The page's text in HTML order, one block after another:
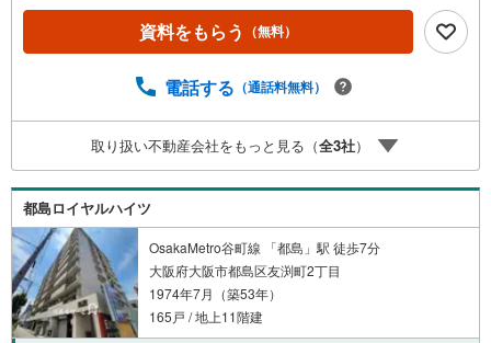
ジに多数掲載！◇学校区物件検索も充実！ご希望の学校区
での物件探しに便利！「リクソラ住宅販売」で検索！是非
の掲載物件もまとめてご案内可能リフォームやリノベーシ
会 随時開催中】〇お客様の条件にベストな住宅ローン商
品のご提案〇住宅ローンの金利や優遇率、審査基準などを
詳しくご説明〇住宅ローンとリフォームローンの一体型商
品もご提案〇仕事や収入・現在過去の借入による住宅ロー
ンへの問題解決是非ともお問合せ下さい
資料をもらう （無料）
電話する （通話料無料）
取り扱い不動産会社をもっと見る（全3社）
都島ロイヤルハイツ
OsakaMetro谷町線 「都島」駅 徒歩7分
大阪府大阪市都島区友渕町2丁目
1974年7月（築53年）
165戸 / 地上11階建